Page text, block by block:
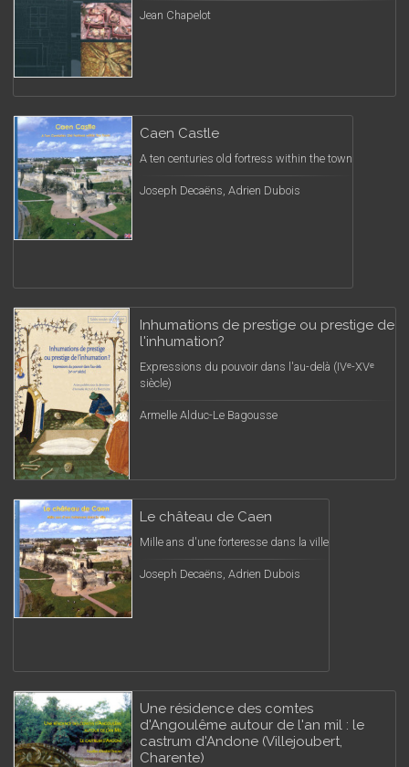
Jean Chapelot
Caen Castle
A ten centuries old fortress within the town
Joseph Decaëns, Adrien Dubois
Inhumations de prestige ou prestige de
l'inhumation?
Expressions du pouvoir dans l'au-delà (IVᵉ-XVᵉ
siècle)
Armelle Alduc-Le Bagousse
Le château de Caen
Mille ans d'une forteresse dans la ville
Joseph Decaëns, Adrien Dubois
Une résidence des comtes
d'Angoulême autour de l'an mil : le
castrum d'Andone (Villejoubert,
Charente)